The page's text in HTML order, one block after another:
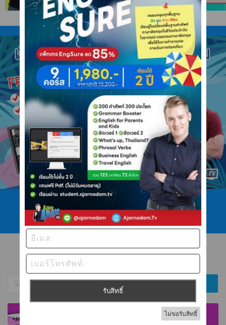
โทร 089 422 4546
ไลน์ @ajarnadam